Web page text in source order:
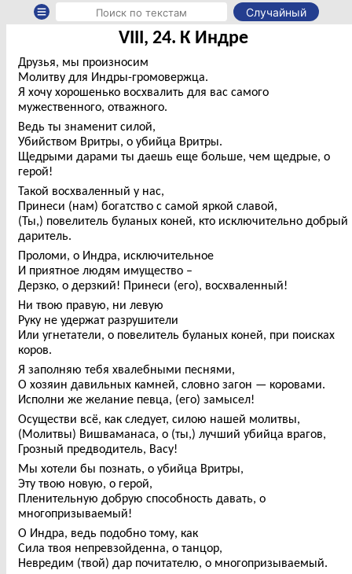
Случайный
VIII, 24. К Индре
Друзья, мы произносим
Молитву для Индры-громовержца.
Я хочу хорошенько восхвалить для вас самого
мужественного, отважного.
Ведь ты знаменит силой,
Убийством Вритры, о убийца Вритры.
Щедрыми дарами ты даешь еще больше, чем щедрые, о
герой!
Такой восхваленный у нас,
Принеси (нам) богатство с самой яркой славой,
(Ты,) повелитель буланых коней, кто исключительно добрый
даритель.
Проломи, о Индра, исключительное
И приятное людям имущество –
Дерзко, о дерзкий! Принеси (его), восхваленный!
Ни твою правую, ни левую
Руку не удержат разрушители
Или угнетатели, о повелитель буланых коней, при поисках
коров.
Я заполняю тебя хвалебными песнями,
О хозяин давильных камней, словно загон — коровами.
Исполни же желание певца, (его) замысел!
Осуществи всё, как следует, силою нашей молитвы,
(Молитвы) Вишваманаса, о (ты,) лучший убийца врагов,
Грозный предводитель, Васу!
Мы хотели бы познать, о убийца Вритры,
Эту твою новую, о герой,
Пленительную добрую способность давать, о
многопризываемый!
О Индра, ведь подобно тому, как
Сила твоя непревзойденна, о танцор,
Невредим (твой) дар почитателю, о многопризываемый.